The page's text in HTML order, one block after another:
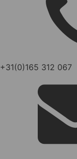
+31(0)165 312 067